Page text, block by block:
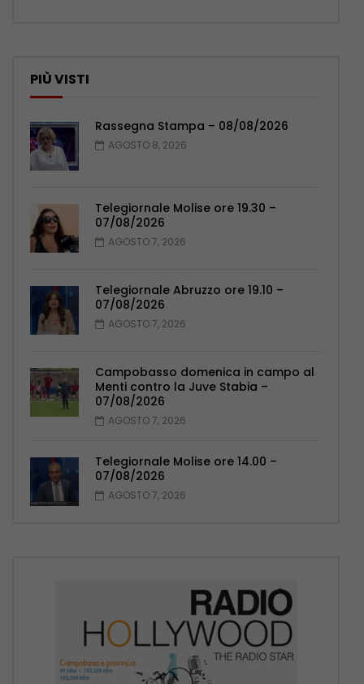
PIÙ VISTI
Rassegna Stampa – 08/08/2026
AGOSTO 8, 2026
Telegiornale Molise ore 19.30 –
07/08/2026
AGOSTO 7, 2026
Telegiornale Abruzzo ore 19.10 –
07/08/2026
AGOSTO 7, 2026
Campobasso domenica in campo al
Menti contro la Juve Stabia –
07/08/2026
AGOSTO 7, 2026
Telegiornale Molise ore 14.00 –
07/08/2026
AGOSTO 7, 2026